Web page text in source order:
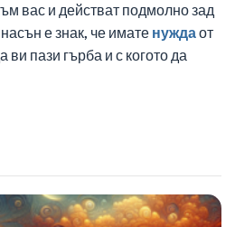
вас и действат подмолно зад
е знак, че имате нуждаот
ви пази гърба и с когото да